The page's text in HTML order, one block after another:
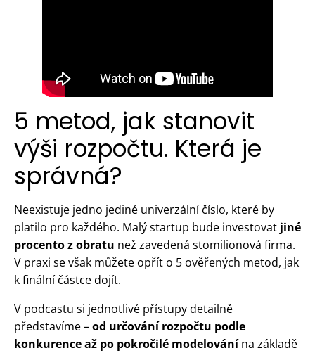
5 metod, jak stanovit
výši rozpočtu. Která je
správná?
Neexistuje jedno jediné univerzální číslo, které by
platilo pro každého. Malý startup bude investovat jiné
procento z obratu než zavedená stomilionová firma.
V praxi se však můžete opřít o 5 ověřených metod, jak
k finální částce dojít.
V podcastu si jednotlivé přístupy detailně
představíme –od určování rozpočtu podle
konkurence až po pokročilé modelovánína základě